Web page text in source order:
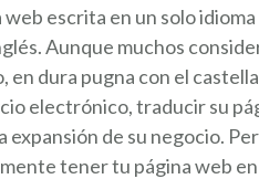
web escrita en un solo
Aunque muchos
en dura pugna con el
electrónico, traducir su
expansión de su negocio.
tener tu página web